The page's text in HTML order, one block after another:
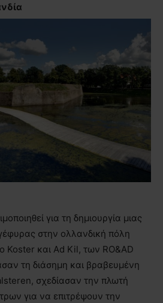
για τη δημιουργία μιας
στην ολλανδική πόλη
Koster και Ad Kil, των RO&AD
τη διάσημη και βραβευμένη
σχεδίασαν την πλωτή
για να επιτρέψουν την